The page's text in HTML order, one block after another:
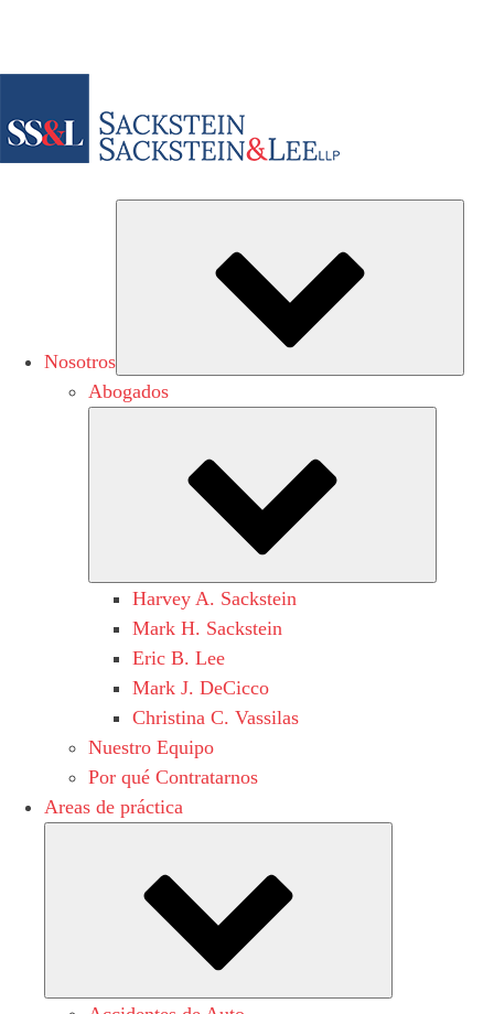
Nosotros
Abogados
Harvey A. Sackstein
Mark H. Sackstein
Eric B. Lee
Mark J. DeCicco
Christina C. Vassilas
Nuestro Equipo
Por qué Contratarnos
Areas de práctica